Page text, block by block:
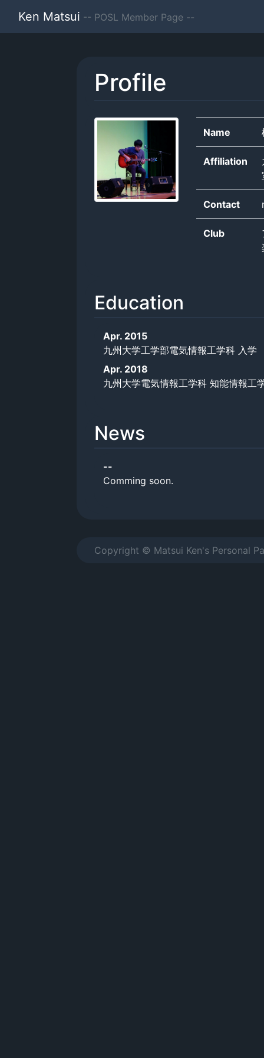
Ken Matsui -- POSL Member Page --
Profile
Name
Affiliation
Contact
Club
Education
Apr. 2015
九州大学工学部電気情報工学科 入学
Apr. 2018
九州大学電気情報工学科 知能情報工
News
--
Comming soon.
Copyright © Matsui Ken's Personal